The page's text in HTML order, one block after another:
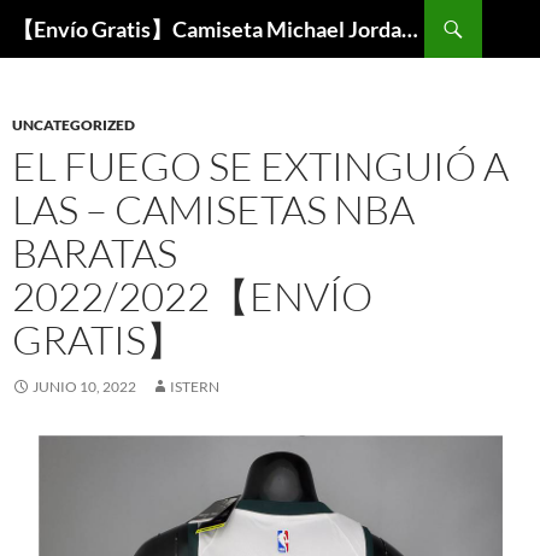
【Envío Gratis】Camiseta Michael Jordan NBA Barata
Buscar
UNCATEGORIZED
EL FUEGO SE EXTINGUIÓ A
LAS – CAMISETAS NBA
BARATAS
2022/2022【ENVÍO
GRATIS】
JUNIO 10, 2022 ISTERN